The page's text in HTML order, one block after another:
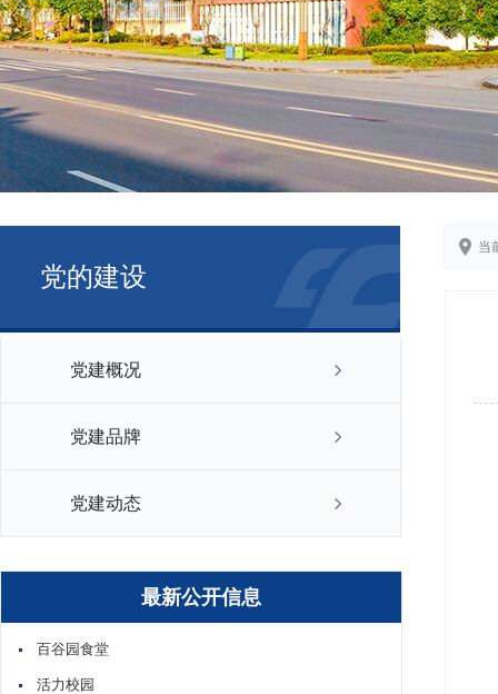
党的建设
党建概况
党建品牌
党建动态
最新公开信息
百谷园食堂
活力校园
当